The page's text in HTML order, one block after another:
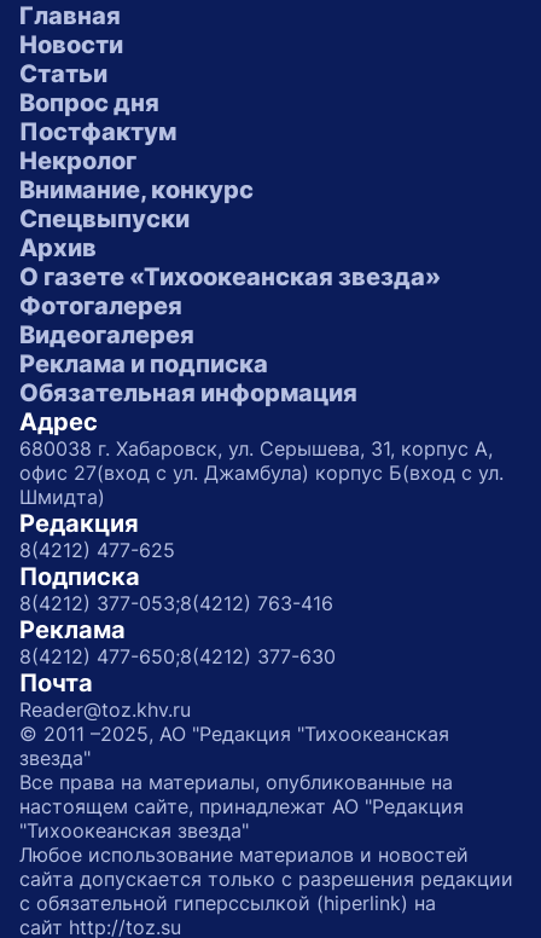
Главная
Новости
Статьи
Вопрос дня
Постфактум
Некролог
Внимание, конкурс
Спецвыпуски
Архив
О газете «Тихоокеанская звезда»
Фотогалерея
Видеогалерея
Реклама и подписка
Обязательная информация
Адрес
680038 г. Хабаровск, ул. Серышева, 31, корпус А,
офис 27(вход с ул. Джамбула) корпус Б(вход с ул.
Шмидта)
Редакция
8(4212) 477-625
Подписка
8(4212) 377-053;8(4212) 763-416
Реклама
8(4212) 477-650;8(4212) 377-630
Почта
Reader@toz.khv.ru
© 2011 –2025, АО "Редакция "Тихоокеанская
звезда"
Все права на материалы, опубликованные на
настоящем сайте, принадлежат АО "Редакция
"Тихоокеанская звезда"
Любое использование материалов и новостей
сайта допускается только с разрешения редакции
с обязательной гиперссылкой (hiperlink) на
сайт http://toz.su